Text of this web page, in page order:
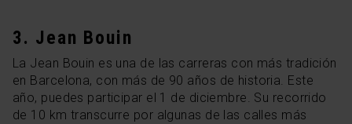
3. Jean Bouin
La Jean Bouin es una de las carreras con más tradición
en Barcelona, con más de 90 años de historia. Este
año, puedes participar el 1 de diciembre. Su recorrido
de 10 km transcurre por algunas de las calles más